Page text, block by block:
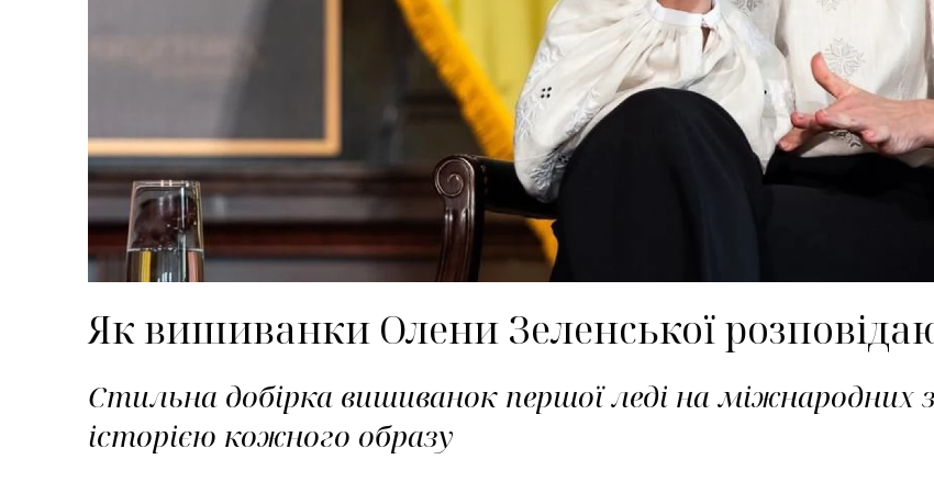
Як вишиванки Олени Зеленської
Стильна добірка вишиванок першої леді на міжнародних
історією кожного образу